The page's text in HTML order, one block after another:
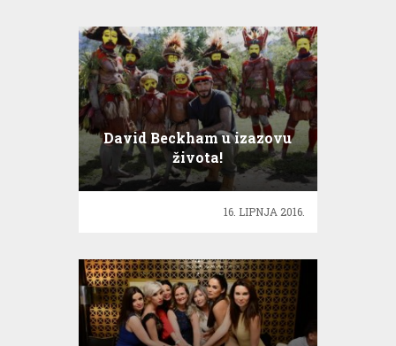
David Beckham u izazovu
života!
16. LIPNJA 2016.